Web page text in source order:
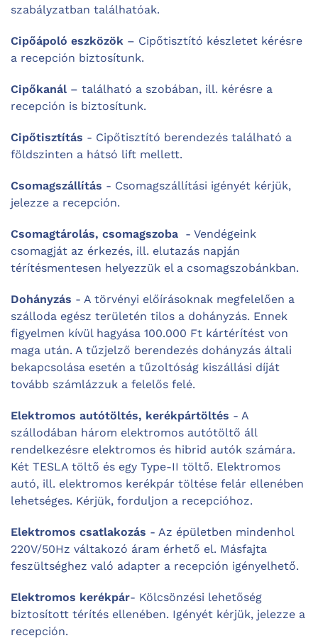
szabályzatban találhatóak.
Cipőápoló eszközök – Cipőtisztító készletet kérésre
a recepción biztosítunk.
Cipőkanál – található a szobában, ill. kérésre a
recepción is biztosítunk.
Cipőtisztítás - Cipőtisztító berendezés található a
földszinten a hátsó lift mellett.
Csomagszállítás - Csomagszállítási igényét kérjük,
jelezze a recepción.
Csomagtárolás, csomagszoba - Vendégeink
csomagját az érkezés, ill. elutazás napján
térítésmentesen helyezzük el a csomagszobánkban.
Dohányzás - A törvényi előírásoknak megfelelően a
szálloda egész területén tilos a dohányzás. Ennek
figyelmen kívül hagyása 100.000 Ft kártérítést von
maga után. A tűzjelző berendezés dohányzás általi
bekapcsolása esetén a tűzoltóság kiszállási díját
tovább számlázzuk a felelős felé.
Elektromos autótöltés, kerékpártöltés - A
szállodában három elektromos autótöltő áll
rendelkezésre elektromos és hibrid autók számára.
Két TESLA töltő és egy Type-II töltő. Elektromos
autó, ill. elektromos kerékpár töltése felár ellenében
lehetséges. Kérjük, forduljon a recepcióhoz.
Elektromos csatlakozás - Az épületben mindenhol
220V/50Hz váltakozó áram érhető el. Másfajta
feszültséghez való adapter a recepción igényelhető.
Elektromos kerékpár- Kölcsönzési lehetőség
biztosított térítés ellenében. Igényét kérjük, jelezze a
recepción.